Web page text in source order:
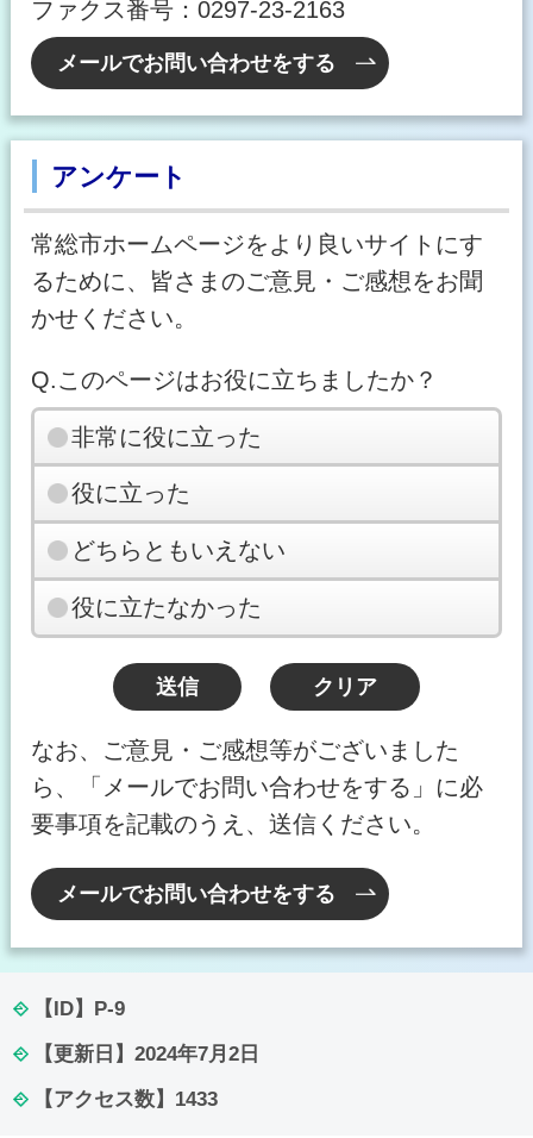
ファクス番号：0297-23-2163
メールでお問い合わせをする
アンケート
常総市ホームページをより良いサイトにす
るために、皆さまのご意見・ご感想をお聞
かせください。
Q.このページはお役に立ちましたか？
非常に役に立った
役に立った
どちらともいえない
役に立たなかった
なお、ご意見・ご感想等がございました
ら、「メールでお問い合わせをする」に必
要事項を記載のうえ、送信ください。
メールでお問い合わせをする
【ID】 P-9
【更新日】 2024年7月2日
【アクセス数】 1433